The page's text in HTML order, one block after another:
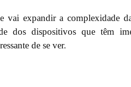
expandir a complexidade
dos dispositivos que têm
de se ver.